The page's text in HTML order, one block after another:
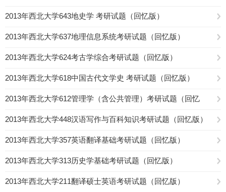
2013年西北大学643地史学 考研试题（回忆版）
2013年西北大学637地理信息系统考研试题（回忆版）
2013年西北大学624考古学综合考研试题（回忆版）
2013年西北大学618中国古代文学史 考研试题（回忆版）
2013年西北大学612管理学（含公共管理）考研试题（回忆
版）
2013年西北大学448汉语写作与百科知识考研试题（回忆版）
2013年西北大学357英语翻译基础考研试题（回忆版）
2013年西北大学313历史学基础考研试题（回忆版）
2013年西北大学211翻译硕士英语考研试题（回忆版）